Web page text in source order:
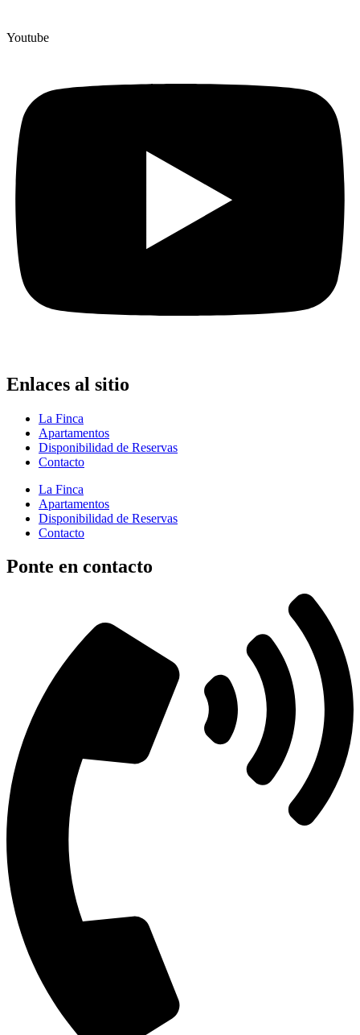
Youtube
Enlaces al sitio
La Finca
Apartamentos
Disponibilidad de Reservas
Contacto
La Finca
Apartamentos
Disponibilidad de Reservas
Contacto
Ponte en contacto